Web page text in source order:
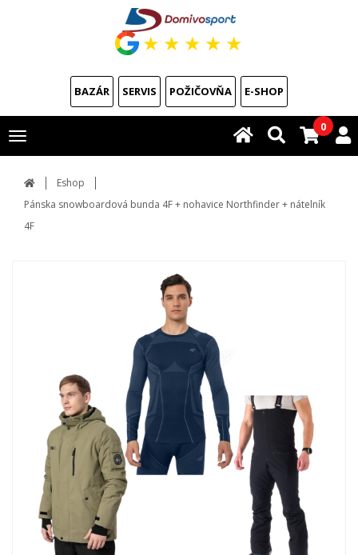
★ ★ ★ ★ ★
BAZÁR SERVIS POŽIČOVŇA E-SHOP
Toggle
navigation
0
Eshop
Pánska snowboardová bunda 4F + nohavice Northfinder + nátelník
4F